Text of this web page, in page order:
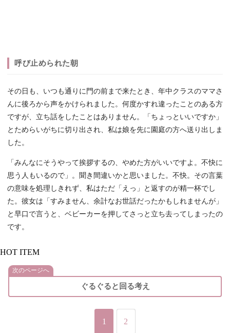
呼び止められた朝
その日も、いつも通りに門の前まで来たとき、年中クラスのママさ
んに後ろから声をかけられました。何度かすれ違ったことのある方
ですが、立ち話をしたことはありません。「ちょっといいですか」
とためらいがちに切り出され、私は娘を先に園庭の方へ送り出しま
した。
「みんなにそうやって挨拶するの、やめた方がいいですよ。不快に
思う人もいるので」。聞き間違いかと思いました。不快。その言葉
の意味を処理しきれず、私はただ「えっ」と返すのが精一杯でし
た。彼女は「すみません、余計なお世話だったかもしれませんが」
と早口で言うと、ベビーカーを押してさっと立ち去ってしまったの
です。
HOT ITEM
次のページへ
ぐるぐると回る考え
1 2